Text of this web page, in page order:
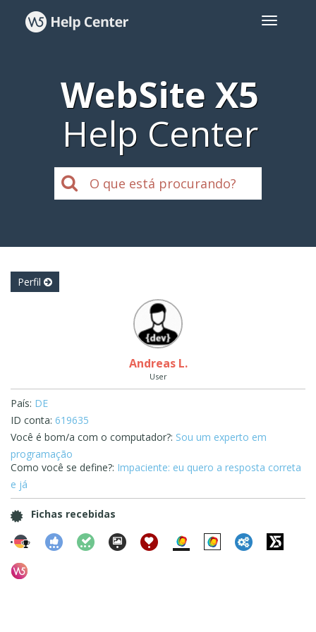
WebSite X5
Help Center
Perfil
Andreas L.
User
País: DE
ID conta: 619635
Você é bom/a com o computador?: Sou um experto em
programação
Como você se define?: Impaciente: eu quero a resposta correta
e já
Fichas recebidas